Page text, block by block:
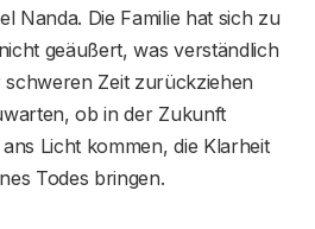
Nanda. Die Familie hat sich zu
geäußert, was verständlich
schweren Zeit zurückziehen
ob in der Zukunft
Licht kommen, die Klarheit
Todes bringen.